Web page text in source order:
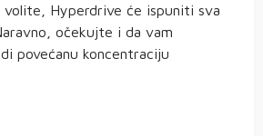
Hyperdrive će ispuniti sva
očekujte i da vam
povećanu koncentraciju